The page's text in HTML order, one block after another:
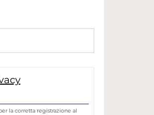
la corretta registrazione al